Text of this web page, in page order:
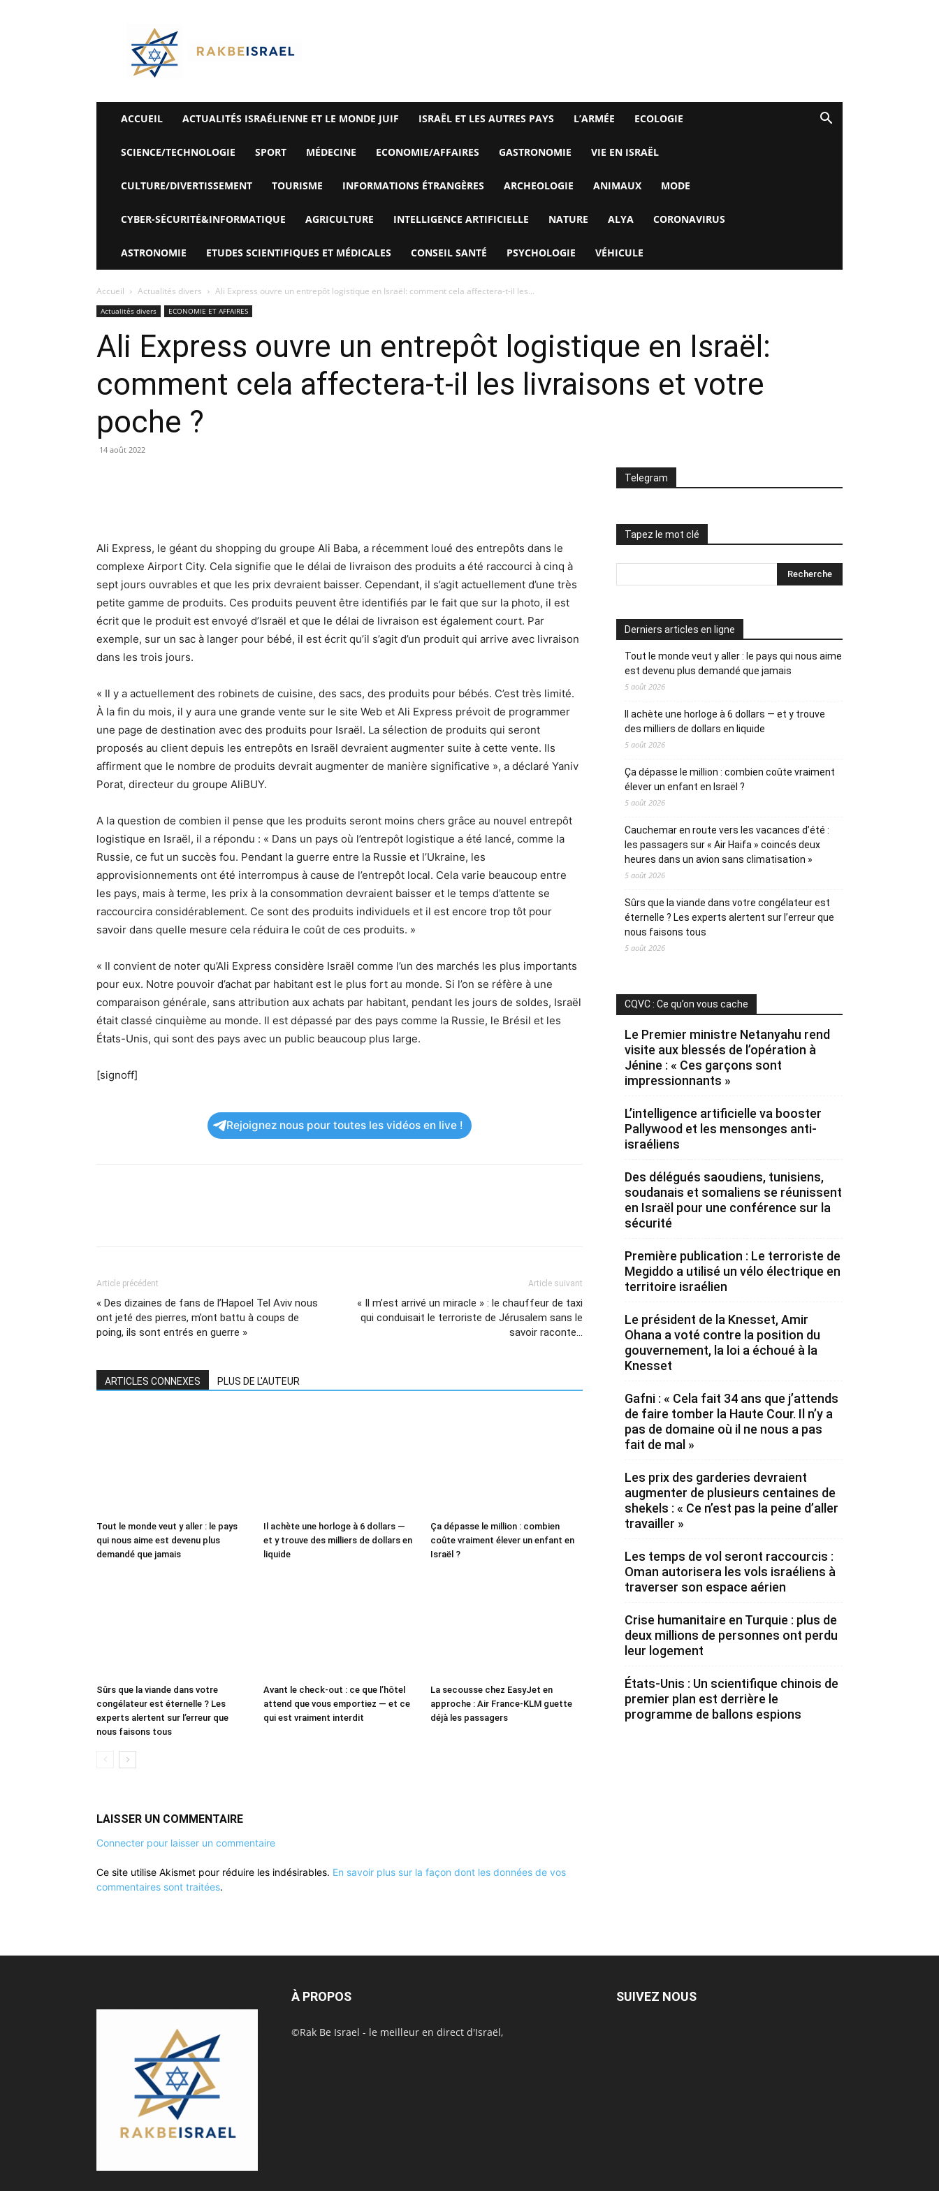
Rak
Be
Israel-
Alyaexpress-
News
ACCUEIL ACTUALITÉS ISRAÉLIENNE ET LE MONDE JUIF ISRAËL ET LES AUTRES PAYS L’ARMÉE ECOLOGIE
SCIENCE/TECHNOLOGIE SPORT MÉDECINE ECONOMIE/AFFAIRES GASTRONOMIE VIE EN ISRAËL
CULTURE/DIVERTISSEMENT TOURISME INFORMATIONS ÉTRANGÈRES ARCHEOLOGIE ANIMAUX MODE
CYBER-SÉCURITÉ&INFORMATIQUE AGRICULTURE INTELLIGENCE ARTIFICIELLE NATURE ALYA CORONAVIRUS
ASTRONOMIE ETUDES SCIENTIFIQUES ET MÉDICALES CONSEIL SANTÉ PSYCHOLOGIE VÉHICULE
Accueil Actualités divers Ali Express ouvre un entrepôt logistique en Israël: comment cela affectera-t-il les...
Actualités divers ECONOMIE ET ​​AFFAIRES
Ali Express ouvre un entrepôt logistique en Israël:
comment cela affectera-t-il les livraisons et votre
poche ?
14 août 2022
Ali Express, le géant du shopping du groupe Ali Baba, a récemment loué des entrepôts dans le
complexe Airport City. Cela signifie que le délai de livraison des produits a été raccourci à cinq à
sept jours ouvrables et que les prix devraient baisser. Cependant, il s’agit actuellement d’une très
petite gamme de produits. Ces produits peuvent être identifiés par le fait que sur la photo, il est
écrit que le produit est envoyé d’Israël et que le délai de livraison est également court. Par
exemple, sur un sac à langer pour bébé, il est écrit qu’il s’agit d’un produit qui arrive avec livraison
dans les trois jours.
« Il y a actuellement des robinets de cuisine, des sacs, des produits pour bébés. C’est très limité.
À la fin du mois, il y aura une grande vente sur le site Web et Ali Express prévoit de programmer
une page de destination avec des produits pour Israël. La sélection de produits qui seront
proposés au client depuis les entrepôts en Israël devraient augmenter suite à cette vente. Ils
affirment que le nombre de produits devrait augmenter de manière significative », a déclaré Yaniv
Porat, directeur du groupe AliBUY.
A la question de combien il pense que les produits seront moins chers grâce au nouvel entrepôt
logistique en Israël, il a répondu : « Dans un pays où l’entrepôt logistique a été lancé, comme la
Russie, ce fut un succès fou. Pendant la guerre entre la Russie et l’Ukraine, les
approvisionnements ont été interrompus à cause de l’entrepôt local. Cela varie beaucoup entre
les pays, mais à terme, les prix à la consommation devraient baisser et le temps d’attente se
raccourcira considérablement. Ce sont des produits individuels et il est encore trop tôt pour
savoir dans quelle mesure cela réduira le coût de ces produits. »
« Il convient de noter qu’Ali Express considère Israël comme l’un des marchés les plus importants
pour eux. Notre pouvoir d’achat par habitant est le plus fort au monde. Si l’on se réfère à une
comparaison générale, sans attribution aux achats par habitant, pendant les jours de soldes, Israël
était classé cinquième au monde. Il est dépassé par des pays comme la Russie, le Brésil et les
États-Unis, qui sont des pays avec un public beaucoup plus large.
[signoff]
Rejoignez nous pour toutes les vidéos en live !
Article précédent
« Des dizaines de fans de l’Hapoel Tel Aviv nous
ont jeté des pierres, m’ont battu à coups de
poing, ils sont entrés en guerre »
Article suivant
« Il m’est arrivé un miracle » : le chauffeur de taxi
qui conduisait le terroriste de Jérusalem sans le
savoir raconte…
ARTICLES CONNEXES PLUS DE L'AUTEUR
Tout le monde veut y aller : le pays
qui nous aime est devenu plus
demandé que jamais
Il achète une horloge à 6 dollars —
et y trouve des milliers de dollars en
liquide
Ça dépasse le million : combien
coûte vraiment élever un enfant en
Israël ?
Sûrs que la viande dans votre
congélateur est éternelle ? Les
experts alertent sur l’erreur que
nous faisons tous
Avant le check-out : ce que l’hôtel
attend que vous emportiez — et ce
qui est vraiment interdit
La secousse chez EasyJet en
approche : Air France-KLM guette
déjà les passagers
LAISSER UN COMMENTAIRE
Connecter pour laisser un commentaire
Ce site utilise Akismet pour réduire les indésirables. En savoir plus sur la façon dont les données de vos
commentaires sont traitées.
Telegram
Tapez le mot clé
Derniers articles en ligne
Tout le monde veut y aller : le pays qui nous aime
est devenu plus demandé que jamais
5 août 2026
Il achète une horloge à 6 dollars — et y trouve
des milliers de dollars en liquide
5 août 2026
Ça dépasse le million : combien coûte vraiment
élever un enfant en Israël ?
5 août 2026
Cauchemar en route vers les vacances d’été :
les passagers sur « Air Haifa » coincés deux
heures dans un avion sans climatisation »
5 août 2026
Sûrs que la viande dans votre congélateur est
éternelle ? Les experts alertent sur l’erreur que
nous faisons tous
5 août 2026
CQVC : Ce qu’on vous cache
Le Premier ministre Netanyahu rend
visite aux blessés de l’opération à
Jénine : « Ces garçons sont
impressionnants »
L’intelligence artificielle va booster
Pallywood et les mensonges anti-
israéliens
Des délégués saoudiens, tunisiens,
soudanais et somaliens se réunissent
en Israël pour une conférence sur la
sécurité
Première publication : Le terroriste de
Megiddo a utilisé un vélo électrique en
territoire israélien
Le président de la Knesset, Amir
Ohana a voté contre la position du
gouvernement, la loi a échoué à la
Knesset
Gafni : « Cela fait 34 ans que j’attends
de faire tomber la Haute Cour. Il n’y a
pas de domaine où il ne nous a pas
fait de mal »
Les prix des garderies devraient
augmenter de plusieurs centaines de
shekels : « Ce n’est pas la peine d’aller
travailler »
Les temps de vol seront raccourcis :
Oman autorisera les vols israéliens à
traverser son espace aérien
Crise humanitaire en Turquie : plus de
deux millions de personnes ont perdu
leur logement
États-Unis : Un scientifique chinois de
premier plan est derrière le
programme de ballons espions
À PROPOS
©Rak Be Israel - le meilleur en direct d'Israël,
SUIVEZ NOUS